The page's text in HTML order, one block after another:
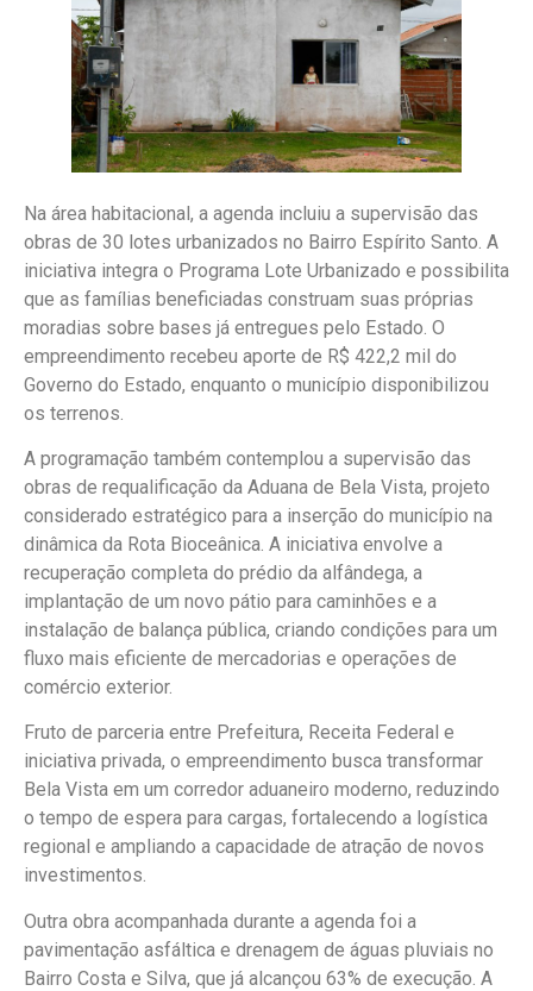
Na área habitacional, a agenda incluiu a supervisão das
obras de 30 lotes urbanizados no Bairro Espírito Santo. A
iniciativa integra o Programa Lote Urbanizado e possibilita
que as famílias beneficiadas construam suas próprias
moradias sobre bases já entregues pelo Estado. O
empreendimento recebeu aporte de R$ 422,2 mil do
Governo do Estado, enquanto o município disponibilizou
os terrenos.
A programação também contemplou a supervisão das
obras de requalificação da Aduana de Bela Vista, projeto
considerado estratégico para a inserção do município na
dinâmica da Rota Bioceânica. A iniciativa envolve a
recuperação completa do prédio da alfândega, a
implantação de um novo pátio para caminhões e a
instalação de balança pública, criando condições para um
fluxo mais eficiente de mercadorias e operações de
comércio exterior.
Fruto de parceria entre Prefeitura, Receita Federal e
iniciativa privada, o empreendimento busca transformar
Bela Vista em um corredor aduaneiro moderno, reduzindo
o tempo de espera para cargas, fortalecendo a logística
regional e ampliando a capacidade de atração de novos
investimentos.
Outra obra acompanhada durante a agenda foi a
pavimentação asfáltica e drenagem de águas pluviais no
Bairro Costa e Silva, que já alcançou 63% de execução. A